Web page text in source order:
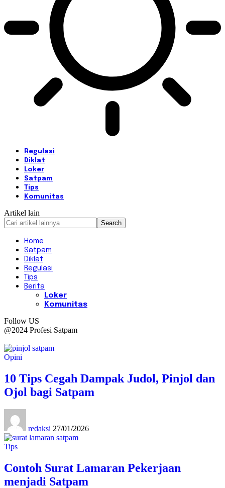
Regulasi
Diklat
Loker
Satpam
Tips
Komunitas
Artikel lain
Home
Satpam
Diklat
Regulasi
Tips
Berita
Loker
Komunitas
Follow US
@2024 Profesi Satpam
Opini
10 Tips Cegah Dampak Judol, Pinjol dan
Ojol bagi Satpam
redaksi 27/01/2026
Tips
Contoh Surat Lamaran Pekerjaan
menjadi Satpam